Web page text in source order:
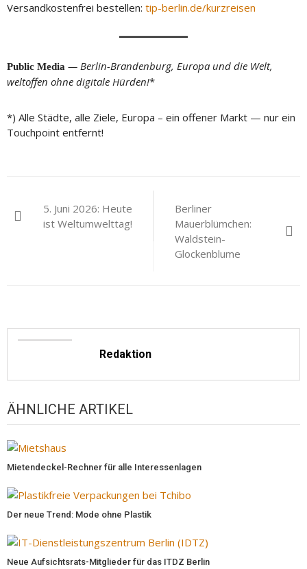
Versandkostenfrei bestellen: tip-berlin.de/kurzreisen
Public Media — Berlin-Brandenburg, Europa und die Welt,
weltoffen ohne digitale Hürden!*
*) Alle Städte, alle Ziele, Europa – ein offener Markt — nur ein
Touchpoint entfernt!
5. Juni 2026: Heute
ist Weltumwelttag!
Berliner
Mauerblümchen:
Waldstein-
Glockenblume
Redaktion
ÄHNLICHE ARTIKEL
Mietendeckel-Rechner für alle Interessenlagen
Der neue Trend: Mode ohne Plastik
Neue Aufsichtsrats-Mitglieder für das ITDZ Berlin